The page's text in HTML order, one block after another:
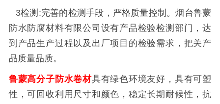
3检测 :完善的检测手段，严格质量控制。烟台鲁蒙
防水防腐材料有限公司设有产品检验检测部门，达
到产品生产过程以及出厂项目的检验需求，把关产
品质量品质。
鲁蒙高分子防水卷材具有绿色环境友好，具有可塑
性，可回收利用尺寸和颜色，稳定长期耐候性，抗